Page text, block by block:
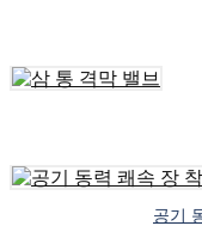
공기